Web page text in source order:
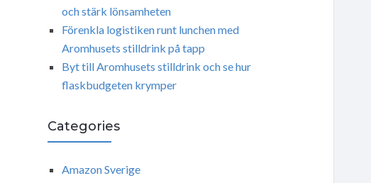
och stärk lönsamheten
Förenkla logistiken runt lunchen med
Aromhusets stilldrink på tapp
Byt till Aromhusets stilldrink och se hur
flaskbudgeten krymper
Categories
Amazon Sverige